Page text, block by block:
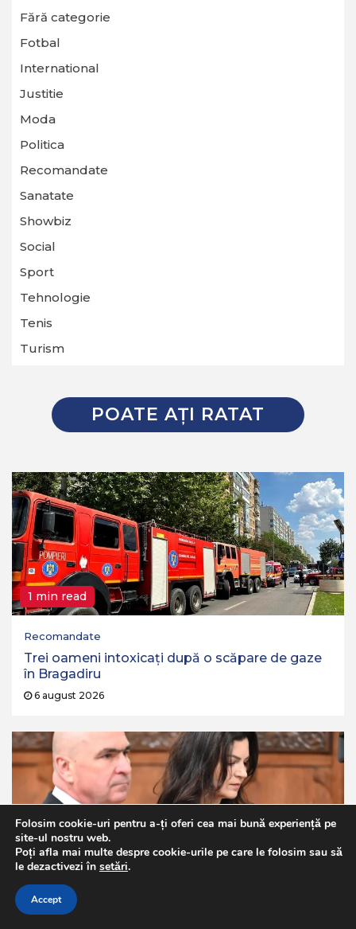
Fără categorie
Fotbal
International
Justitie
Moda
Politica
Recomandate
Sanatate
Showbiz
Social
Sport
Tehnologie
Tenis
Turism
POATE AŢI RATAT
1 min read
Recomandate
Trei oameni intoxicați după o scăpare de gaze
în Bragadiru
6 august 2026
1 min read
Politica
Ilie Bolojan, reacție despre averea partenerei de
Folosim cookie-uri pentru a-ți oferi cea mai bună experiență pe
site-ul nostru web.
Poți afla mai multe despre cookie-urile pe care le folosim sau să
le dezactivezi în setări.
Accept